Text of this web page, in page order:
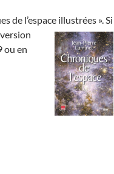
de l’espace illustrées ». Si
ou en